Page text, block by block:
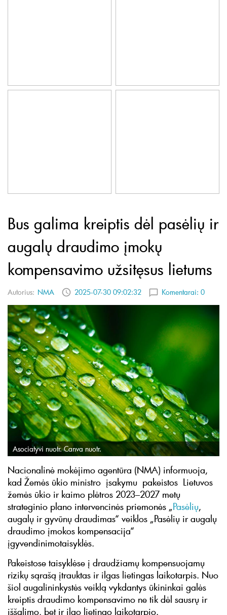
Bus galima kreiptis dėl pasėlių ir
augalų draudimo įmokų
kompensavimo užsitęsus lietums
Autorius: NMA 2025-07-30 09:02:32 Komentarai: 0
Asociatyvi nuotr. Canva nuotr.
Nacionalinė mokėjimo agentūra (NMA) informuoja,
kad Žemės ūkio ministro įsakymu pakeistos Lietuvos
žemės ūkio ir kaimo plėtros 2023–2027 metų
strateginio plano intervencinės priemonės „Pasėlių,
augalų ir gyvūnų draudimas“ veiklos „Pasėlių ir augalų
draudimo įmokos kompensacija“
įgyvendinimotaisyklės.
Pakeistose taisyklėse į draudžiamų kompensuojamų
rizikų sąrašą įtrauktas ir ilgas lietingas laikotarpis. Nuo
šiol augalininkystės veiklą vykdantys ūkininkai galės
kreiptis draudimo kompensavimo ne tik dėl sausrų ir
iššalimo, bet ir ilgo lietingo laikotarpio.